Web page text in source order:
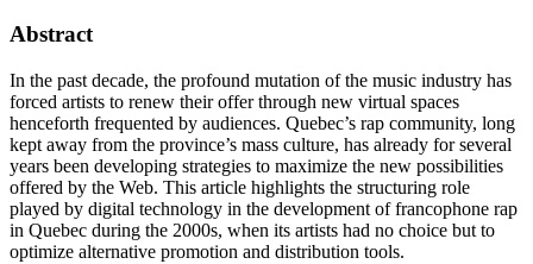
Abstract
In the past decade, the profound mutation of the music industry has
forced artists to renew their offer through new virtual spaces
henceforth frequented by audiences. Quebec’s rap community, long
kept away from the province’s mass culture, has already for several
years been developing strategies to maximize the new possibilities
offered by the Web. This article highlights the structuring role
played by digital technology in the development of francophone rap
in Quebec during the 2000s, when its artists had no choice but to
optimize alternative promotion and distribution tools.